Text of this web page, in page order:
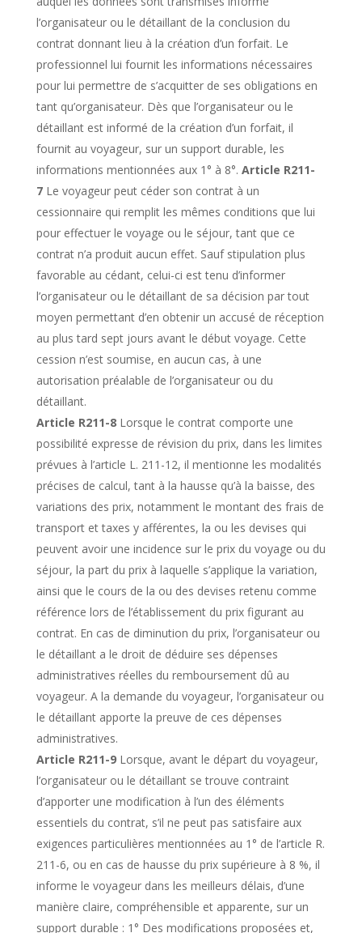
l’organisateur ou le détaillant de la conclusion du
contrat donnant lieu à la création d’un forfait. Le
professionnel lui fournit les informations nécessaires
pour lui permettre de s’acquitter de ses obligations en
tant qu’organisateur. Dès que l’organisateur ou le
détaillant est informé de la création d’un forfait, il
fournit au voyageur, sur un support durable, les
informations mentionnées aux 1° à 8°. Article R211-
7Le voyageur peut céder son contrat à un
cessionnaire qui remplit les mêmes conditions que lui
pour effectuer le voyage ou le séjour, tant que ce
contrat n’a produit aucun effet. Sauf stipulation plus
favorable au cédant, celui-ci est tenu d’informer
l’organisateur ou le détaillant de sa décision par tout
moyen permettant d’en obtenir un accusé de réception
au plus tard sept jours avant le début voyage. Cette
cession n’est soumise, en aucun cas, à une
autorisation préalable de l’organisateur ou du
détaillant.
Article R211-8Lorsque le contrat comporte une
possibilité expresse de révision du prix, dans les limites
prévues à l’article L. 211-12, il mentionne les modalités
précises de calcul, tant à la hausse qu’à la baisse, des
variations des prix, notamment le montant des frais de
transport et taxes y afférentes, la ou les devises qui
peuvent avoir une incidence sur le prix du voyage ou du
séjour, la part du prix à laquelle s’applique la variation,
ainsi que le cours de la ou des devises retenu comme
référence lors de l’établissement du prix figurant au
contrat. En cas de diminution du prix, l’organisateur ou
le détaillant a le droit de déduire ses dépenses
administratives réelles du remboursement dû au
voyageur. A la demande du voyageur, l’organisateur ou
le détaillant apporte la preuve de ces dépenses
administratives.
Article R211-9Lorsque, avant le départ du voyageur,
l’organisateur ou le détaillant se trouve contraint
d’apporter une modification à l’un des éléments
essentiels du contrat, s’il ne peut pas satisfaire aux
exigences particulières mentionnées au 1° de l’article R.
211-6, ou en cas de hausse du prix supérieure à 8 %, il
informe le voyageur dans les meilleurs délais, d’une
manière claire, compréhensible et apparente, sur un
support durable : 1° Des modifications proposées et,